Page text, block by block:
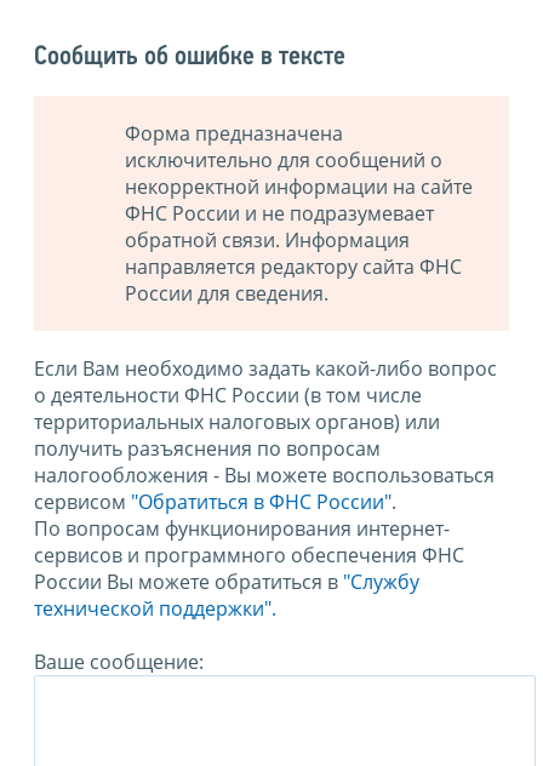
Сообщить об ошибке в тексте
Форма предназначена
исключительно для сообщений о
некорректной информации на сайте
ФНС России и не подразумевает
обратной связи. Информация
направляется редактору сайта ФНС
России для сведения.
Если Вам необходимо задать какой-либо вопрос
о деятельности ФНС России (в том числе
территориальных налоговых органов) или
получить разъяснения по вопросам
налогообложения - Вы можете воспользоваться
сервисом "Обратиться в ФНС России".
По вопросам функционирования интернет-
сервисов и программного обеспечения ФНС
России Вы можете обратиться в "Службу
технической поддержки".
Ваше сообщение: